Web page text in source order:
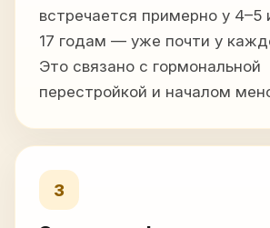
встречается примерно у 4–5
17 годам — уже почти у
Это связано с гормональной
перестройкой и началом
3